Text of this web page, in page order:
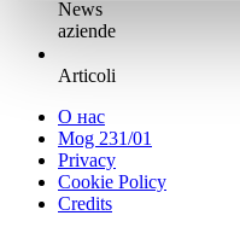
News
aziende
Articoli
О нас
Mog 231/01
Privacy
Cookie Policy
Credits